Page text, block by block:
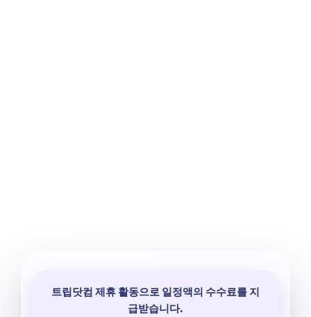
트립닷컴 제휴 활동으로 일정액의 수수료를 지
급받습니다.